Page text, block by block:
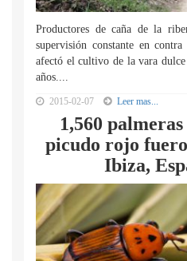
Productores de caña de la
supervisión constante en
afectó el cultivo de la vara
años....
2015-02-07 Leer mas...
1,560
picudo rojo
Ibiza,